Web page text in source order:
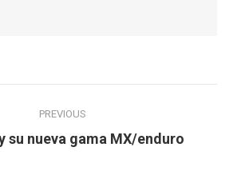
PREVIOUS
Previous
su nueva gama MX/enduro